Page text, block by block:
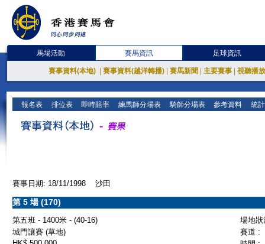
馬場活動 賽馬資訊 足球資訊
賽事資料(本地) 賽事資料(越洋轉播) 賽馬新聞 主要賽事 視聽播
報名表 排位表 即時賠率 練馬師分場表 騎師分場表 參考資料 統
賽事日期: 18/11/1998 沙田
第 5 場 (170)
第五班 - 1400米 - (40-16)
場地
城門讓賽 (草地)
賽道 :